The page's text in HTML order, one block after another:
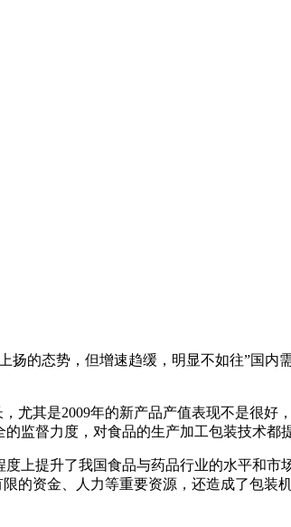
的态势，但增速趋缓，明显不如往”国内
尤其是2009年的新产品产值表现不是很
监督力度，对食品的生产加工包装技术都
上提升了我国食品与药品行业的水平和市
的资金、人力等重要资源，还造成了包装